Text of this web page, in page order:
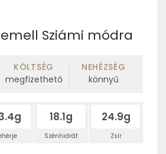
Sziámi módra
KÖLTSÉG
megfizethető
NEHÉZSÉG
könnyű
18.1g
Szénhidrát
24.9g
Zsír